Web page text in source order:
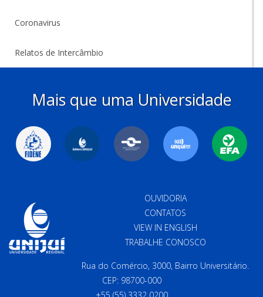
Coronavirus
Relatos de Intercâmbio
Mais que uma Universidade
OUVIDORIA
CONTATOS
VIEW IN ENGLISH
TRABALHE CONOSCO
Rua do Comércio, 3000, Bairro Universitário.
CEP: 98700-000